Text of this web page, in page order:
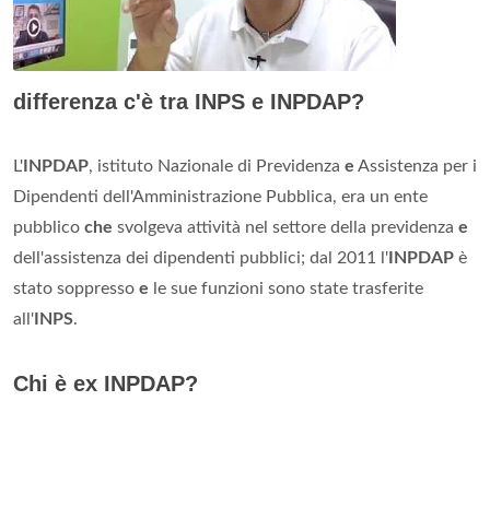
differenza c'è tra INPS e INPDAP?
L' INPDAP, istituto Nazionale di Previdenza e Assistenza per i
Dipendenti dell'Amministrazione Pubblica, era un ente
pubblico che svolgeva attività nel settore della previdenza e
dell'assistenza dei dipendenti pubblici; dal 2011 l' INPDAP è
stato soppresso e le sue funzioni sono state trasferite
all' INPS.
Chi è ex INPDAP?